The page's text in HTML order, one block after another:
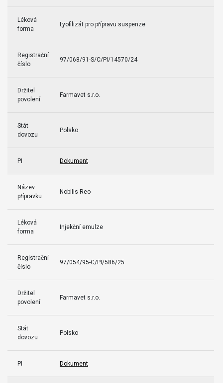
Léková
forma
Lyofilizát pro přípravu suspenze
Registrační
číslo
97/068/91-S/C/PI/14570/24
Držitel
povolení
Farmavet s.r.o.
Stát
dovozu
Polsko
PI Dokument
Název
přípravku
Nobilis Reo
Léková
forma
Injekční emulze
Registrační
číslo
97/054/95-C/PI/586/25
Držitel
povolení
Farmavet s.r.o.
Stát
dovozu
Polsko
PI Dokument